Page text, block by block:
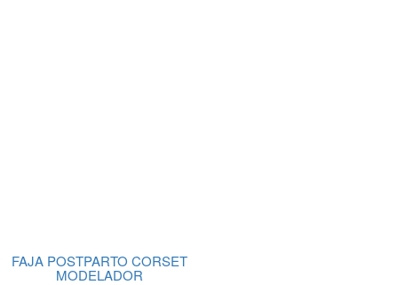
FAJA POSTPARTO CORSET
MODELADOR